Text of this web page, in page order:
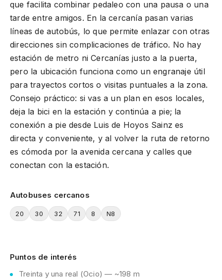
que facilita combinar pedaleo con una pausa o una
tarde entre amigos. En la cercanía pasan varias
líneas de autobús, lo que permite enlazar con otras
direcciones sin complicaciones de tráfico. No hay
estación de metro ni Cercanías justo a la puerta,
pero la ubicación funciona como un engranaje útil
para trayectos cortos o visitas puntuales a la zona.
Consejo práctico: si vas a un plan en esos locales,
deja la bici en la estación y continúa a pie; la
conexión a pie desde Luis de Hoyos Sainz es
directa y conveniente, y al volver la ruta de retorno
es cómoda por la avenida cercana y calles que
conectan con la estación.
Autobuses cercanos
20 30 32 71 8 N8
Puntos de interés
Treinta y una real (Ocio) — ~198 m